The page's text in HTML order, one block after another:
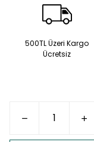
500TL Üzeri Kargo
Ücretsiz